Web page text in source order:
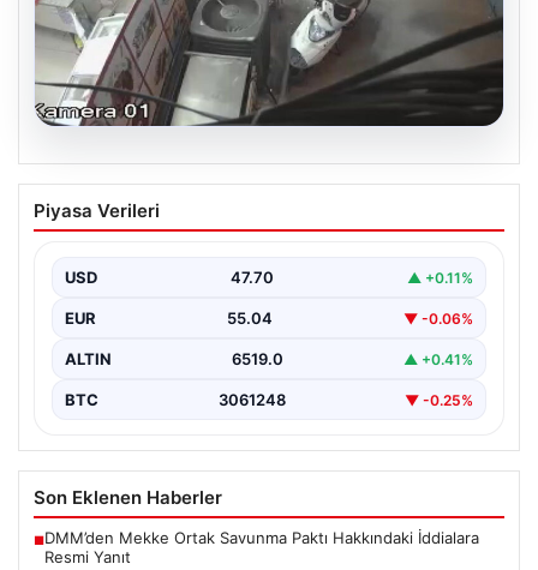
06.08.2026
Bahçelievler’de 4 Katlı Binanın Çökmesi
ve Sonrası Güvenlik Önlemleri
bölge sakinleri ve yetkilileri korkutan anlara sahne oldu.
Piyasa Verileri
USD 47.70 ▲ +0.11%
EUR 55.04 ▼ -0.06%
ALTIN 6519.0 ▲ +0.41%
BTC 3061248 ▼ -0.25%
Son Eklenen Haberler
■DMM’den Mekke Ortak Savunma Paktı Hakkındaki İddialara
Resmi Yanıt